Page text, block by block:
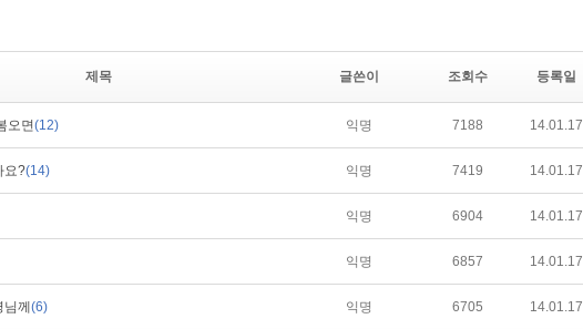
제목 글쓴이 조회수 등록일
오면(12) 익명 7188 14.01.17
요?(14) 익명 7419 14.01.17
익명 6904 14.01.17
익명 6857 14.01.17
께 (6) 익명 6705 14.01.17